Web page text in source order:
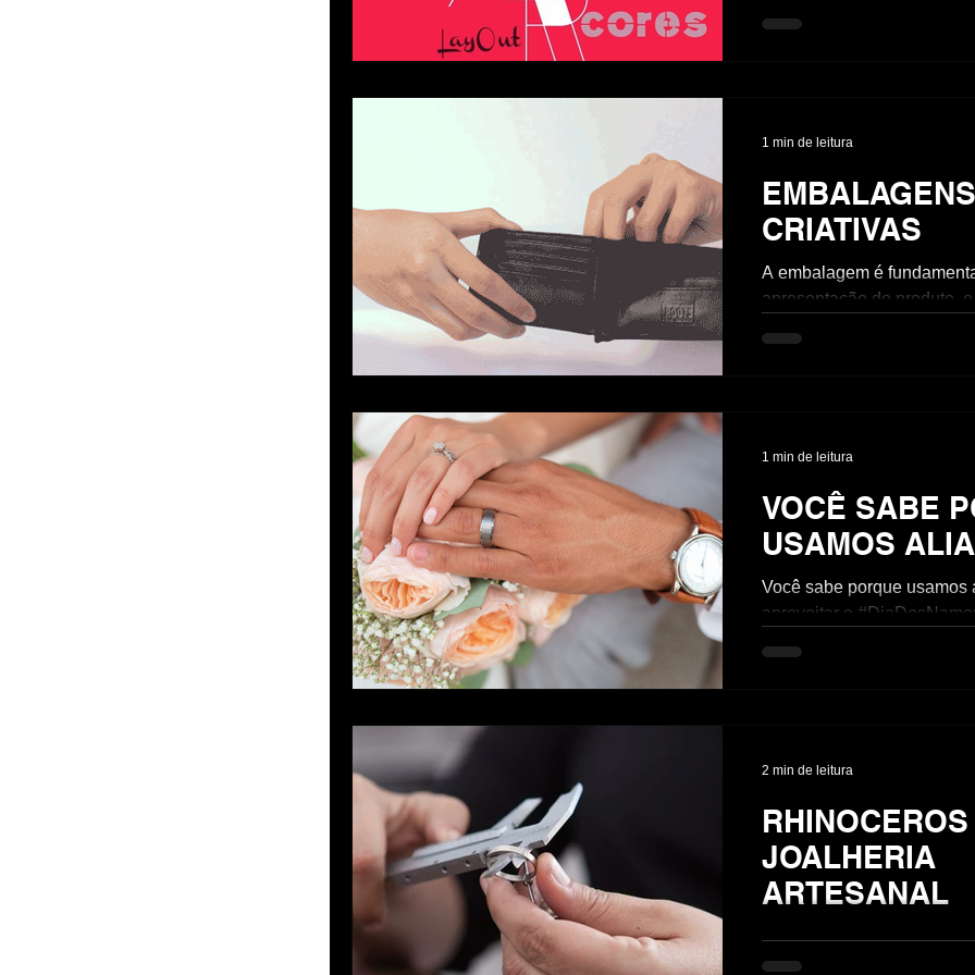
EMBALAGENS
CRIATIVAS
A embalagem é
apresentação do produto,
1 min de leitura
VOCÊ SABE
USAMOS
Você sabe porque usamos
aproveitar o
1 min de leitura
JOALHERIA
ARTESANAL
Tem aula de Rihinoceros
talvez nunca terá.⁣ Nossa
2 min de leitura